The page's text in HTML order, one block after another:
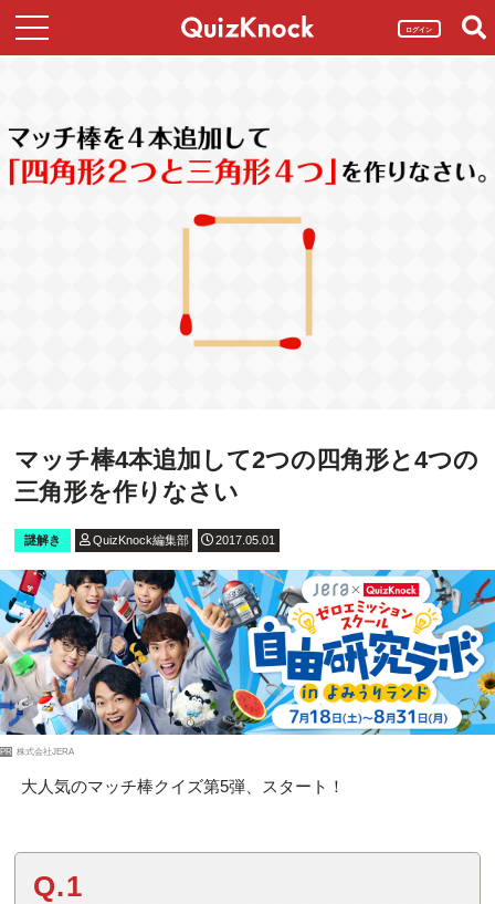
ログイン
マッチ棒4本追加して2つの四角形と4つの
三角形を作りなさい
謎解き QuizKnock編集部 2017.05.01
PR 株式会社JERA
大人気のマッチ棒クイズ第5弾、スタート！
Q.1